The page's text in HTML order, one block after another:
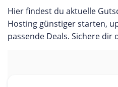
Hier findest du aktuelle
Hosting günstiger starten,
passende Deals. Sichere